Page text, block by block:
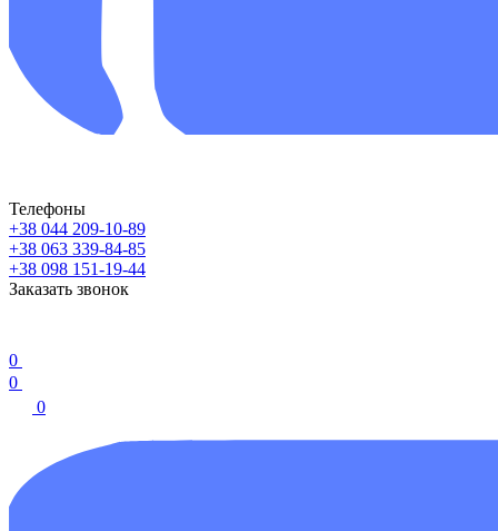
Телефоны
+38 044 209-10-89
+38 063 339-84-85
+38 098 151-19-44
Заказать звонок
0
0
0